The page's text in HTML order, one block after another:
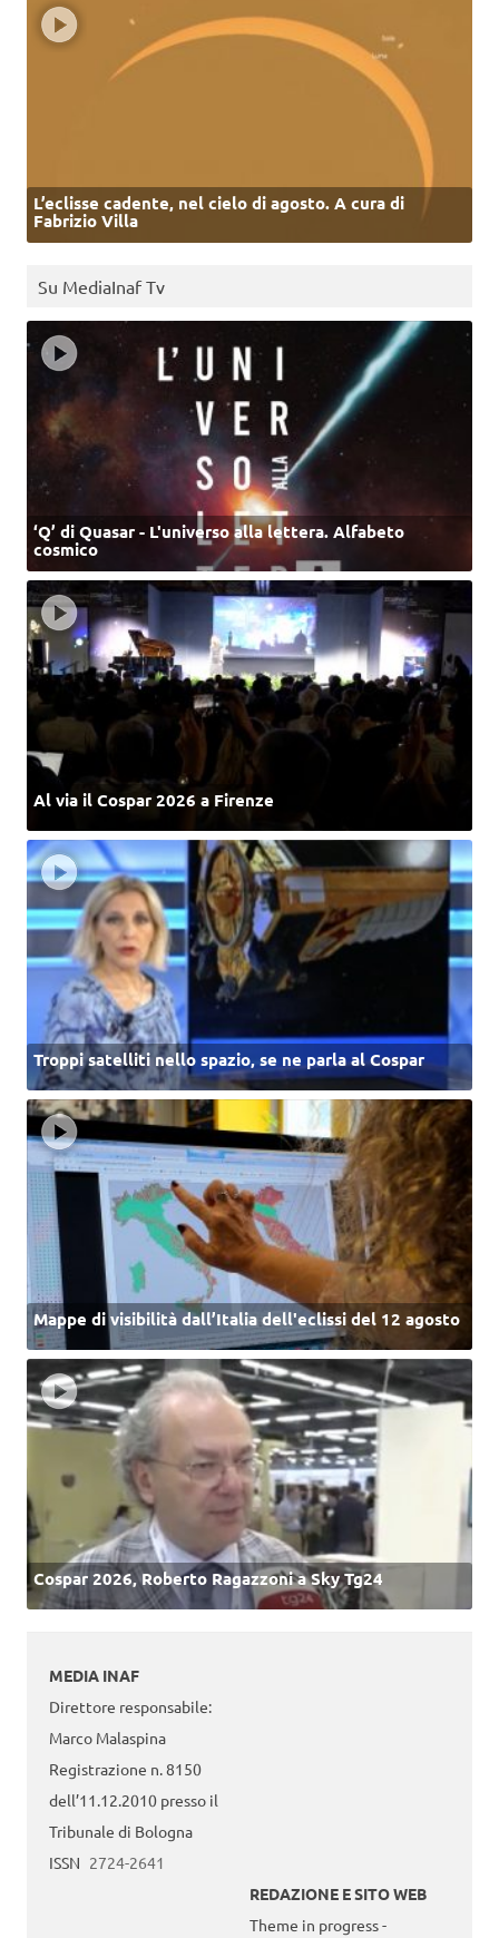
L’eclisse cadente, nel cielo di agosto. A cura di
Fabrizio Villa
Su MediaInaf Tv
‘Q’ di Quasar - L'universo alla lettera. Alfabeto
cosmico
Al via il Cospar 2026 a Firenze
Troppi satelliti nello spazio, se ne parla al Cospar
Mappe di visibilità dall’Italia dell'eclissi del 12 agosto
Cospar 2026, Roberto Ragazzoni a Sky Tg24
MEDIA INAF
Direttore responsabile:
Marco Malaspina
Registrazione n. 8150
dell’11.12.2010 presso il
Tribunale di Bologna
ISSN 2724-2641
REDAZIONE E SITO WEB
Theme in progress -